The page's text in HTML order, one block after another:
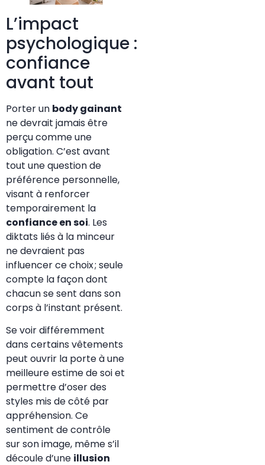
L’impact
psychologique :
confiance
avant tout
Porter un body gainant
ne devrait jamais être
perçu comme une
obligation. C’est avant
tout une question de
préférence personnelle,
visant à renforcer
temporairement la
confiance en soi. Les
diktats liés à la minceur
ne devraient pas
influencer ce choix ; seule
compte la façon dont
chacun se sent dans son
corps à l’instant présent.
Se voir différemment
dans certains vêtements
peut ouvrir la porte à une
meilleure estime de soi et
permettre d’oser des
styles mis de côté par
appréhension. Ce
sentiment de contrôle
sur son image, même s’il
découle d’une illusion